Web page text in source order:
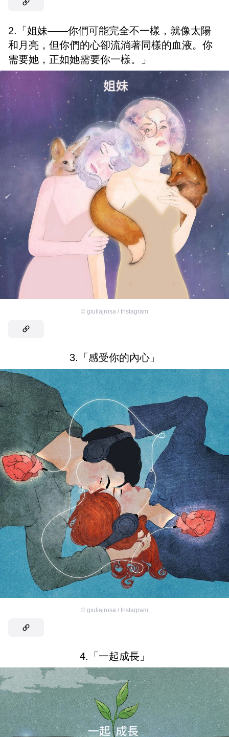
2.「姐妹——你們可能完全不一樣，就像太陽
和月亮，但你們的心卻流淌著同樣的血液。你
需要她，正如她需要你一樣。」
© giuliajrosa / Instagram
3.「感受你的內心」
© giuliajrosa / Instagram
4.「一起成長」